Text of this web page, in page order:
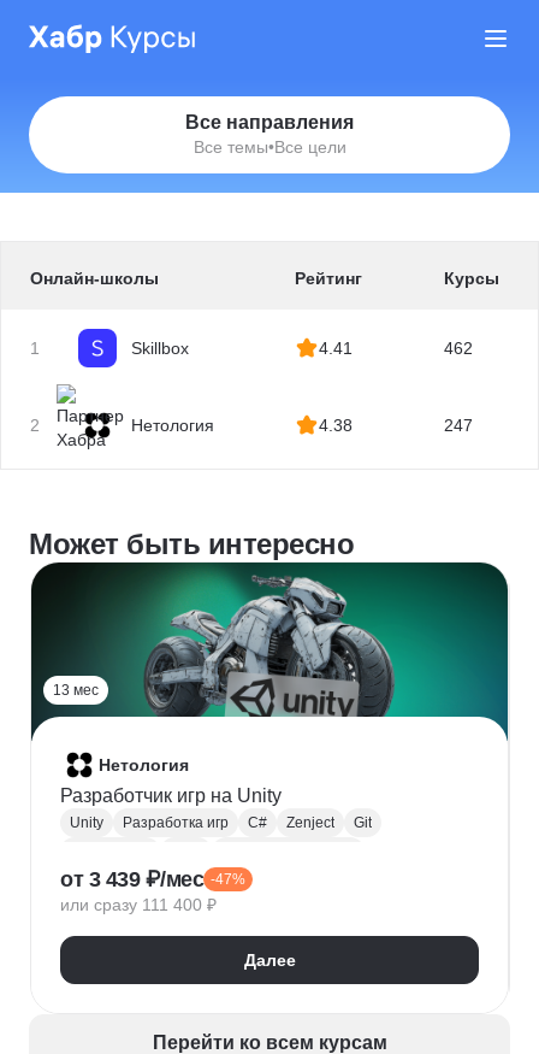
Все направления
Все темы•Все цели
Онлайн-школы Рейтинг Курсы
1 Skillbox 4.41 462
2 Нетология 4.38 247
Может быть интересно
13 мес
Нетология
Разработчик игр на Unity
Unity Разработка игр C# Zenject
Git
GitHub
SOLID Моделирование
Геймдизайн
Tilemap
от 3 439 ₽/мес -47%
или сразу 111 400 ₽
Далее
Перейти ко всем курсам